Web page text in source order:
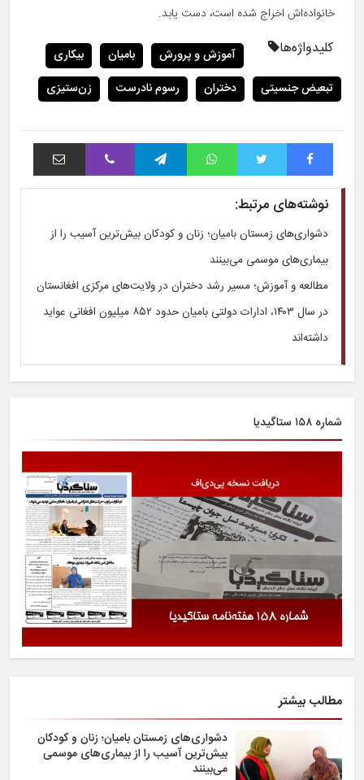
خانواده‌اش اخراج شده است، دست یابد.
کلیدواژه‌ها آموزش و پرورش بامیان
بیکاری
تبعیض جنسیتی
دختران رسوم نادرست زن‌ستیزی
فیس بوک توییتر واتس آپ تلگرام وایبر اشتراک با ایمیل
نوشته‌های مرتبط:
دشواری‌های زمستان بامیان؛ زنان و کودکان بیش‌ترین آسیب را از
بیماری‌های موسمی می‌بینند
مطالعه و آموزش؛ مسیر رشد دختران در ولایت‌های مرکزی افغانستان
در سال ۱۴۰۳، ادارات دولتی بامیان حدود ۸۵۲ میلیون افغانی عواید
داشته‌اند
شماره ۱۵۸ ستاگیدیا
مطالب بیشتر
دشواری‌های زمستان بامیان؛ زنان و کودکان
بیش‌ترین آسیب را از بیماری‌های موسمی
می‌بینند